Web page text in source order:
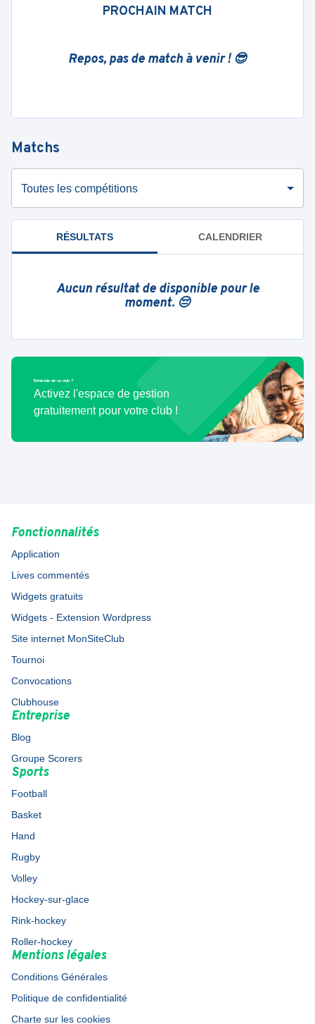
PROCHAIN MATCH
Repos, pas de match à venir ! 😎
Matchs
Toutes les compétitions
RÉSULTATS CALENDRIER
Aucun résultat de disponible pour le
moment. 😔
Bénévole de ce club ?
Activez l'espace de gestion
gratuitement pour votre club !
Fonctionnalités
Application
Lives commentés
Widgets gratuits
Widgets - Extension Wordpress
Site internet MonSiteClub
Tournoi
Convocations
Clubhouse
Entreprise
Blog
Groupe Scorers
Sports
Football
Basket
Hand
Rugby
Volley
Hockey-sur-glace
Rink-hockey
Roller-hockey
Mentions légales
Conditions Générales
Politique de confidentialité
Charte sur les cookies